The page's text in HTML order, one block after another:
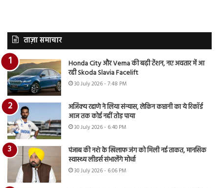
ताज़ा समाचार
Honda City और Verna की बढ़ी टेंशन, नए अवतार में आ
रही Skoda Slavia Facelift
30 July 2026 - 7:48 PM
अजिंक्य रहाणे ने लिया संन्यास, लेकिन कप्तानी का ये रिकॉर्ड
आज तक कोई नहीं तोड़ पाया
30 July 2026 - 6:40 PM
पंजाब की नशे के खिलाफ जंग को मिली नई ताकत, मानसिक
स्वास्थ्य लीडर्स संभालेंगे मोर्चा
30 July 2026 - 6:06 PM